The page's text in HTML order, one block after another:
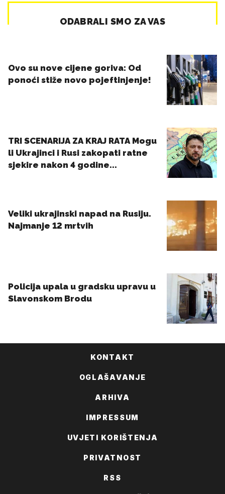
KONTAKT
OGLAŠAVANJE
ARHIVA
IMPRESSUM
UVJETI KORIŠTENJA
PRIVATNOST
RSS